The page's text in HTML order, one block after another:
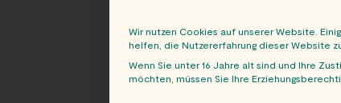
Wir nutzen Cookies auf unserer Website.
helfen, die Nutzererfahrung dieser Website
Wenn Sie unter 16 Jahre alt sind und Ihre
möchten, müssen Sie Ihre